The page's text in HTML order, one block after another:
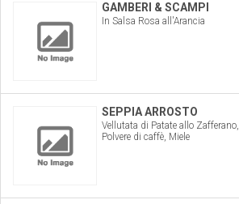
GAMBERI & SCAMPI
In Salsa Rosa all'Arancia
SEPPIA ARROSTO
Vellutata di Patate allo Zafferano,
Polvere di caffè, Miele